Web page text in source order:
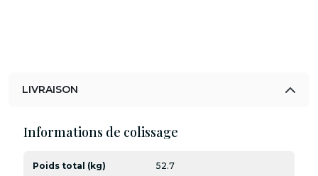
LIVRAISON
Informations de colissage
Poids total (kg) 52.7